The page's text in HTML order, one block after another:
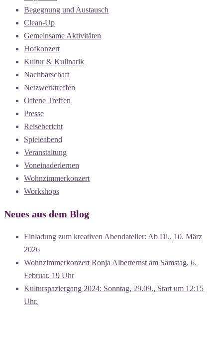
Begegnung und Austausch
Clean-Up
Gemeinsame Aktivitäten
Hofkonzert
Kultur & Kulinarik
Nachbarschaft
Netzwerktreffen
Offene Treffen
Presse
Reisebericht
Spieleabend
Veranstaltung
Voneinaderlernen
Wohnzimmerkonzert
Workshops
Neues aus dem Blog
Einladung zum kreativen Abendatelier: Ab Di., 10. März
2026
Wohnzimmerkonzert Ronja Alberternst am Samstag, 6.
Februar, 19 Uhr
Kulturspaziergang 2024: Sonntag, 29.09., Start um 12:15
Uhr.